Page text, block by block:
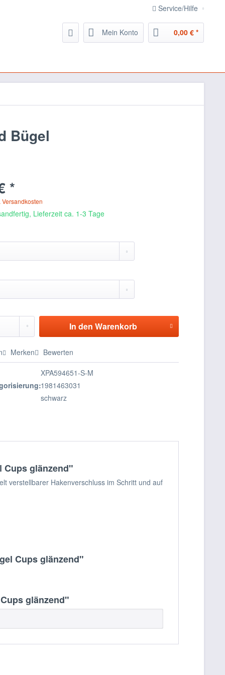
Service/Hilfe
Mein Konto 0,00 € *
Bügel
*
Versandkosten
Lieferzeit ca. 1-3 Tage
In den Warenkorb
Merken Bewerten
XPA594651-S-M
1981463031
schwarz
Cups glänzend"
verstellbarer Hakenverschluss im Schritt und auf
Cups glänzend"
glänzend"